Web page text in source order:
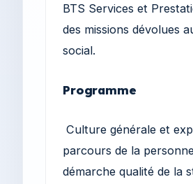
BTS Services et
des missions dévolues
social.
Programme
Culture générale et
parcours de la
démarche qualité de la